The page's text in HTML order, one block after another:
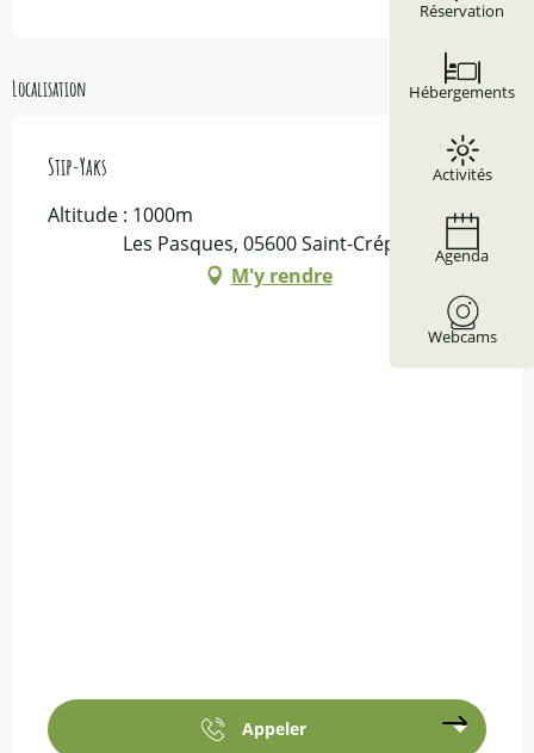
Réservation
Hébergements
Activités
Agenda
Webcams
Localisation
Stip-Yaks
Altitude : 1000m
Les Pasques, 05600 Saint-Crépin
M'y rendre
Appeler